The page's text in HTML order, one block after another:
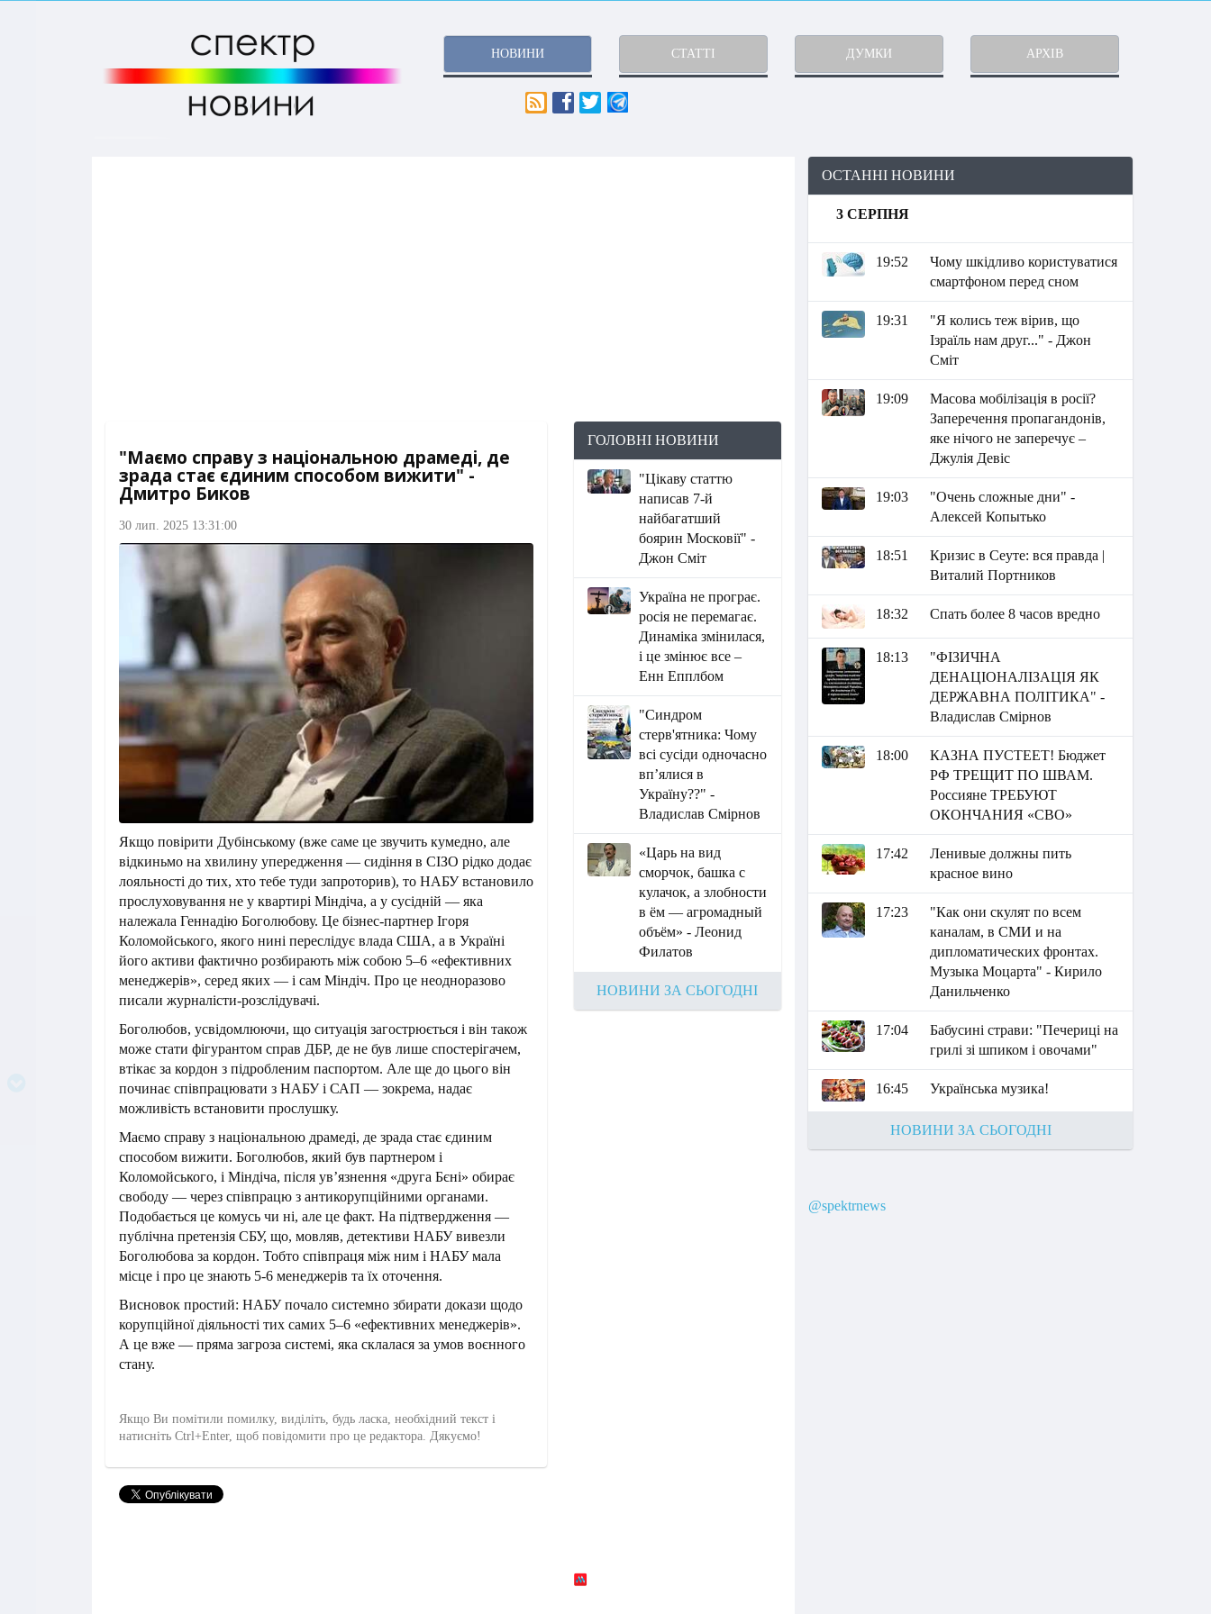
НОВИНИ СТАТТІ ДУМКИ АРХІВ
"Маємо справу з національною драмеді, де
зрада стає єдиним способом вижити" -
Дмитро Биков
30 лип. 2025 13:31:00
Якщо повірити Дубінському (вже саме це звучить кумедно, але
відкиньмо на хвилину упередження — сидіння в СІЗО рідко додає
лояльності до тих, хто тебе туди запроторив), то НАБУ встановило
прослуховування не у квартирі Міндіча, а у сусідній — яка
належала Геннадію Боголюбову. Це бізнес-партнер Ігоря
Коломойського, якого нині переслідує влада США, а в Україні
його активи фактично розбирають між собою 5–6 «ефективних
менеджерів», серед яких — і сам Міндіч. Про це неодноразово
писали журналісти-розслідувачі.
Боголюбов, усвідомлюючи, що ситуація загострюється і він також
може стати фігурантом справ ДБР, де не був лише спостерігачем,
втікає за кордон з підробленим паспортом. Але ще до цього він
починає співпрацювати з НАБУ і САП — зокрема, надає
можливість встановити прослушку.
Маємо справу з національною драмеді, де зрада стає єдиним
способом вижити. Боголюбов, який був партнером і
Коломойського, і Міндіча, після ув’язнення «друга Бєні» обирає
свободу — через співпрацю з антикорупційними органами.
Подобається це комусь чи ні, але це факт. На підтвердження —
публічна претензія СБУ, що, мовляв, детективи НАБУ вивезли
Боголюбова за кордон. Тобто співпраця між ним і НАБУ мала
місце і про це знають 5-6 менеджерів та їх оточення.
Висновок простий: НАБУ почало системно збирати докази щодо
корупційної діяльності тих самих 5–6 «ефективних менеджерів».
А це вже — пряма загроза системі, яка склалася за умов воєнного
стану.
Якщо Ви помітили помилку, виділіть, будь ласка, необхідний текст і
натисніть Ctrl+Enter, щоб повідомити про це редактора. Дякуємо!
ГОЛОВНІ НОВИНИ
"Цікаву статтю
написав 7-й
найбагатший
боярин Московії" -
Джон Сміт
Україна не програє.
росія не перемагає.
Динаміка змінилася,
і це змінює все –
Енн Епплбом
"Синдром
стерв'ятника: Чому
всі сусіди одночасно
вп’ялися в
Україну??" -
Владислав Смірнов
«Царь на вид
сморчок, башка с
кулачок, а злобности
в ём — агромадный
объём» - Леонид
Филатов
НОВИНИ ЗА СЬОГОДНІ
ОСТАННІ НОВИНИ
3 СЕРПНЯ
19:52
Чому шкідливо користуватися
смартфоном перед сном
19:31
"Я колись теж вірив, що
Ізраїль нам друг..." - Джон
Сміт
19:09
Масова мобілізація в росії?
Заперечення пропагандонів,
яке нічого не заперечує –
Джулія Девіс
19:03
"Очень сложные дни" -
Алексей Копытько
18:51
Кризис в Сеуте: вся правда |
Виталий Портников
18:32 Спать более 8 часов вредно
18:13
"ФІЗИЧНА
ДЕНАЦІОНАЛІЗАЦІЯ ЯК
ДЕРЖАВНА ПОЛІТИКА" -
Владислав Смірнов
18:00
КАЗНА ПУСТЕЕТ! Бюджет
РФ ТРЕЩИТ ПО ШВАМ.
Россияне ТРЕБУЮТ
ОКОНЧАНИЯ «СВО»
17:42
Ленивые должны пить
красное вино
17:23
"Как они скулят по всем
каналам, в СМИ и на
дипломатических фронтах.
Музыка Моцарта" - Кирило
Данильченко
17:04
Бабусині страви: "Печериці на
грилі зі шпиком і овочами"
16:45 Українська музика!
НОВИНИ ЗА СЬОГОДНІ
@spektrnews